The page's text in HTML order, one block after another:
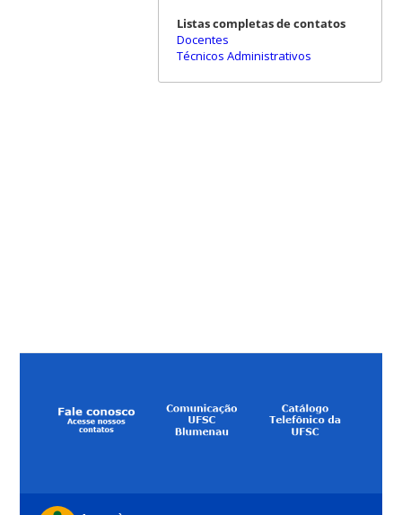
Listas completas de contatos
Docentes
Técnicos Administrativos